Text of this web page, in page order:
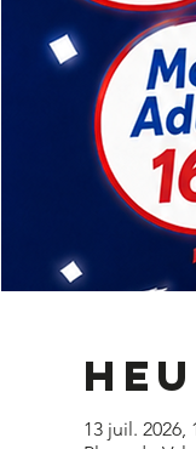
13 juil. 2026,